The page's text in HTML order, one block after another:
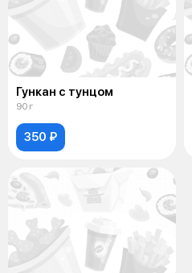
Гункан с тунцом
90 г
350 ₽